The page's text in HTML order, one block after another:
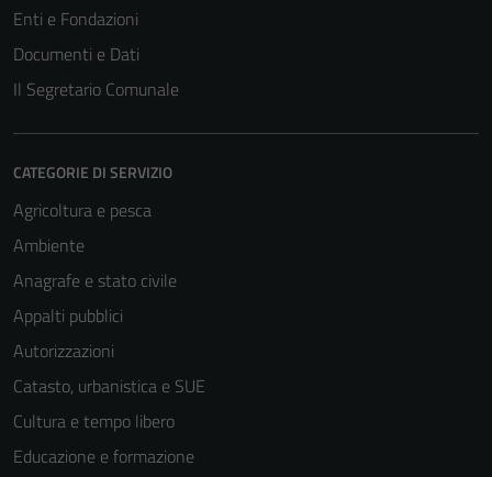
Enti e Fondazioni
Documenti e Dati
Il Segretario Comunale
CATEGORIE DI SERVIZIO
Agricoltura e pesca
Ambiente
Anagrafe e stato civile
Appalti pubblici
Autorizzazioni
Catasto, urbanistica e SUE
Cultura e tempo libero
Educazione e formazione